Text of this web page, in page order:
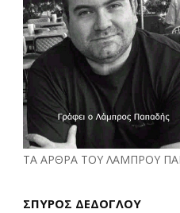
ΤΑ ΑΡΘΡΑ ΤΟΥ ΛΑΜΠΡΟΥ
ΣΠΥΡΟΣ ΔΕΔΟΓΛΟΥ